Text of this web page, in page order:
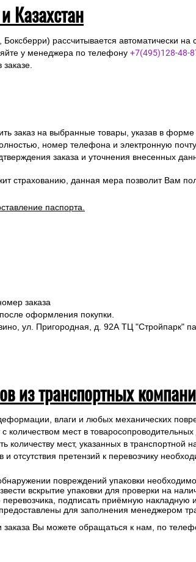
Казахстан
рассчитывается автоматически на
у менеджера по телефону +7(495)128-48-
заказ на выбранные товары, указав в форме
номер телефона и электронную почту.
заказа и уточнения внесенных
страхованию, данная мера позволит Вам
паспорта.
заказа
оформления покупки.
ул. Пригородная, д. 92А ТЦ "Стройпарк"
из транспортных
влаги и любых механических
количеством мест в товаросопроводительных
количеству мест, указанных в транспортной
отсутствия претензий к перевозчику
повреждений упаковки
вскрытие упаковки для проверки на
подписать приёмную накладную и
для заполнения менеджером
Вы можете обращаться к нам, по